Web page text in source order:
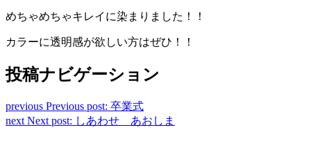
めちゃめちゃキレイに染まりました！！
カラーに透明感が欲しい方はぜひ！！
投稿ナビゲーション
previous Previous post: 卒業式
next Next post: しあわせ あおしま